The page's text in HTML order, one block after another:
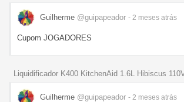
Guilherme @guipapeador - 2 meses atrás
Cupom JOGADORES
Liquidificador K400 KitchenAid 1.6L Hibiscus
Guilherme @guipapeador - 2 meses atrás